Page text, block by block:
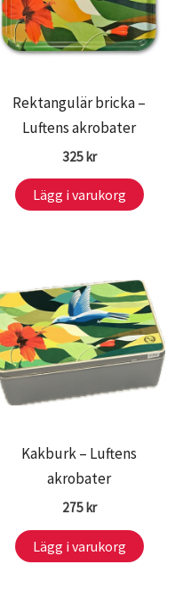
Rektangulär bricka –
Luftens akrobater
325kr
Lägg i varukorg
Kakburk – Luftens
akrobater
275kr
Lägg i varukorg